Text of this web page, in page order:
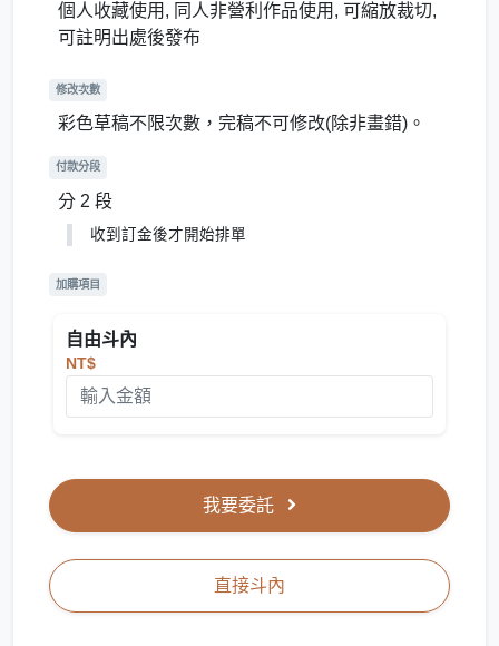
個人收藏使用, 同人非營利作品使用, 可縮放裁切,
可註明出處後發布
修改次數
彩色草稿不限次數，完稿不可修改(除非畫錯)。
付款分段
分 2 段
收到訂金後才開始排單
加購項目
自由斗內
NT$
我要委託
直接斗內